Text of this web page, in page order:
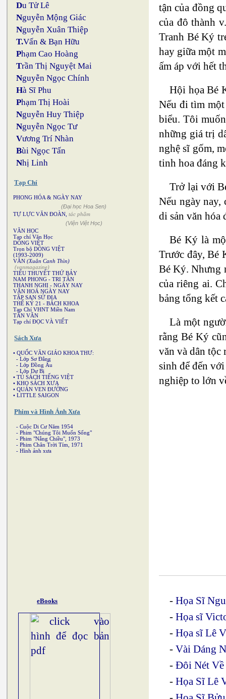
Du Tử Lê
Nguyễn Mộng Giác
Nguyễn Xuân Thiệp
T.Vấn & Bạn Hữu
Phạm Cao Hoàng
Trần Thị Nguyệt Mai
Nguyễn Ngọc Chính
Hà Sĩ Phu
Phạm Thị Hoài
Nguyễn Huy Thiệp
Nguyễn Ngọc Tư
Vương Trí Nhàn
Bùi Ngọc Tấn
Nhị Linh
Tạp Chí
PHONG HÓA & NGÀY NAY
(Đại học Hoa Sen)
TỰ LỰC VĂN ĐOÀN ,tác phẩm
(Viện Việt Học)
VĂN HỌC
Tạp chí Văn Học
DÒNG VIỆT
Trọn bộDÒNG VIỆT
(1993-2009)
VĂN (Xuân Canh Thìn)
(vanmagazine)
TIỂU THUYẾT THỨ BẢY
NAM PHONG -TRI TÂN
THANH NGHỊ -NGÀY NAY
VĂN HOÁ NGÀY NAY
TẬP SAN SỬ ĐỊA
THẾ KỶ 21 -BÁCH KHOA
Tạp Chí VHNT Miền Nam
TÂN VĂN
Tạp chí ĐỌC VÀ VIẾT
Sách Xưa
• QUỐC VĂN GIÁO KHOA THƯ:
-Lớp Sơ Đẳng
-Lớp Đồng Ấu
-Lớp Dự Bị
•TỦ SÁCH TIẾNG VIỆT
•KHO SÁCH XƯA
•QUÁN VEN ĐƯỜNG
•LITTLE SAIGON
Phim và Hình Ảnh Xưa
-Cuộc Di Cư Năm 1954
-Phim "Chúng Tôi Muốn Sống"
-Phim "Nắng Chiều", 1973
-Phim Chân Trời Tím, 1971
-Hình ảnh xưa
eBooks
tận của đồng
của đô thành
Tranh Bé Ký
hay giữa một
ấm áp với hết
Hội họa Bé
Nếu đi tìm một
biểu. Tôi
những giá trị
nghệ sĩ gốm,
tinh hoa đáng
Trở lại với
Nếu ngày nay,
di sản văn hóa
Bé Ký là
Trước đây, Bé
Bé Ký. Nhưng
của riêng ai.
bảng tổng kết
Là một
rằng Bé Ký
văn và dân tộc
sinh để đến
nghiệp to lớn
-Họa Sĩ
-Họa sĩ
-Họa sĩ Lê
-Vài Dáng
-Đôi Nét Về
-Họa Sĩ Lê